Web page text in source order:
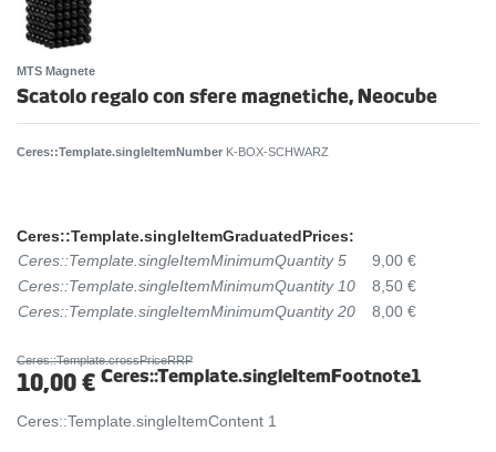
MTS Magnete
Scatolo regalo con sfere magnetiche, Neocube
Ceres::Template.singleItemNumber K-BOX-SCHWARZ
Ceres::Template.singleItemGraduatedPrices:
Ceres::Template.singleItemMinimumQuantity 5
9,00 €
Ceres::Template.singleItemMinimumQuantity 10
8,50 €
Ceres::Template.singleItemMinimumQuantity 20
8,00 €
Ceres::Template.crossPriceRRP
10,00 € Ceres::Template.singleItemFootnote1
Ceres::Template.singleItemContent 1